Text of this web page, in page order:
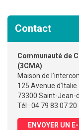
Contact
Communauté de
(3CMA)
Maison de
125 Avenue d’Italie
73300 Saint-Jean-
Tél : 04 79 83 07 20
ENVOYER UN